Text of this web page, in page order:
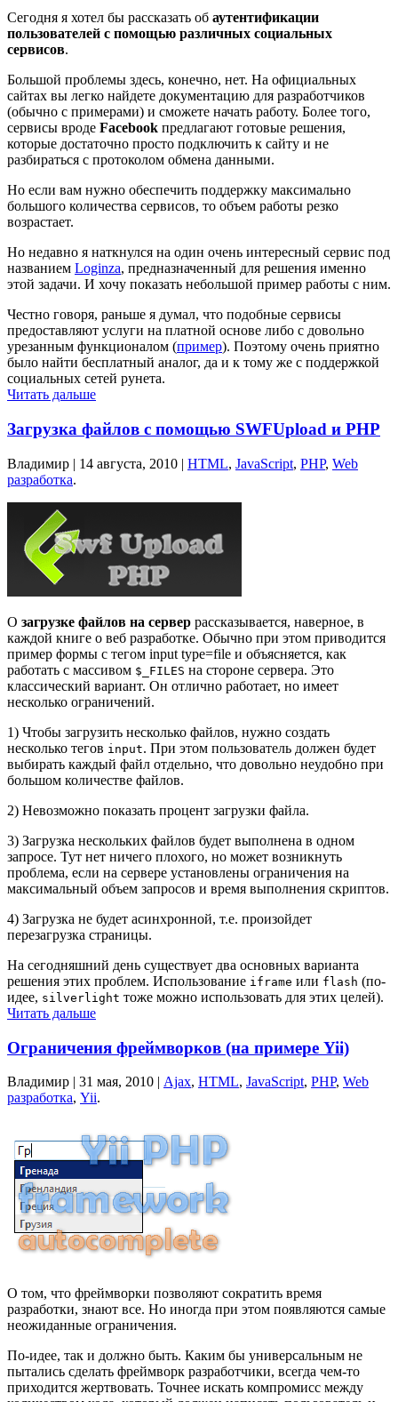
Сегодня я хотел бы рассказать об аутентификации
пользователей с помощью различных социальных
сервисов.
Большой проблемы здесь, конечно, нет. На официальных
сайтах вы легко найдете документацию для разработчиков
(обычно с примерами) и сможете начать работу. Более того,
сервисы вроде Facebook предлагают готовые решения,
которые достаточно просто подключить к сайту и не
разбираться с протоколом обмена данными.
Но если вам нужно обеспечить поддержку максимально
большого количества сервисов, то объем работы резко
возрастает.
Но недавно я наткнулся на один очень интересный сервис под
названием Loginza, предназначенный для решения именно
этой задачи. И хочу показать небольшой пример работы с ним.
Честно говоря, раньше я думал, что подобные сервисы
предоставляют услуги на платной основе либо с довольно
урезанным функционалом (пример). Поэтому очень приятно
было найти бесплатный аналог, да и к тому же с поддержкой
социальных сетей рунета.
Читать дальше
Загрузка файлов с помощью SWFUpload и PHP
Владимир | 14 августа, 2010 | HTML, JavaScript, PHP, Web
разработка.
О загрузке файлов на сервер рассказывается, наверное, в
каждой книге о веб разработке. Обычно при этом приводится
пример формы с тегом input type=file и объясняется, как
работать с массивом $_FILES на стороне сервера. Это
классический вариант. Он отлично работает, но имеет
несколько ограничений.
1) Чтобы загрузить несколько файлов, нужно создать
несколько тегов input. При этом пользователь должен будет
выбирать каждый файл отдельно, что довольно неудобно при
большом количестве файлов.
2) Невозможно показать процент загрузки файла.
3) Загрузка нескольких файлов будет выполнена в одном
запросе. Тут нет ничего плохого, но может возникнуть
проблема, если на сервере установлены ограничения на
максимальный объем запросов и время выполнения скриптов.
4) Загрузка не будет асинхронной, т.е. произойдет
перезагрузка страницы.
На сегодняшний день существует два основных варианта
решения этих проблем. Использование iframe или flash (по-
идее, silverlight тоже можно использовать для этих целей).
Читать дальше
Ограничения фреймворков (на примере Yii)
Владимир | 31 мая, 2010 | Ajax, HTML, JavaScript, PHP, Web
разработка, Yii.
О том, что фреймворки позволяют сократить время
разработки, знают все. Но иногда при этом появляются самые
неожиданные ограничения.
По-идее, так и должно быть. Каким бы универсальным не
пытались сделать фреймворк разработчики, всегда чем-то
приходится жертвовать. Точнее искать компромисс между